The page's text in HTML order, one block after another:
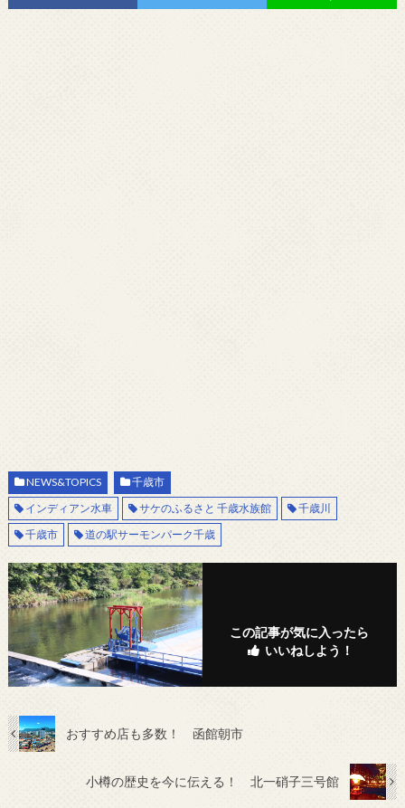
NEWS&TOPICS
千歳市
インディアン水車
サケのふるさと 千歳水族館
千歳川
千歳市
道の駅サーモンパーク千歳
この記事が気に入ったら
いいねしよう！
おすすめ店も多数！ 函館朝市
小樽の歴史を今に伝える！ 北一硝子三号館